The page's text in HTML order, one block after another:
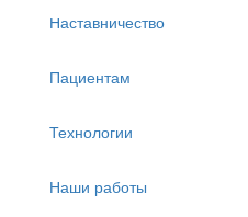
Наставничество
Пациентам
Технологии
Наши работы